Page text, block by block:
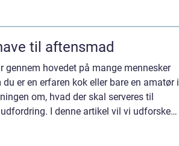
til aftensmad
gennem hovedet på mange mennesker
er en erfaren kok eller bare en amatør i
om, hvad der skal serveres til
I denne artikel vil vi udforske